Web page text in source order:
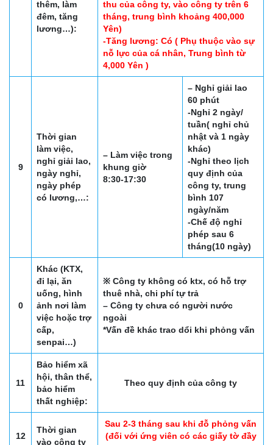
thêm, làm
đêm, tăng
lương…):
thu của công ty, vào công ty trên 6
tháng, trung bình khoảng 400,000
Yên)
-Tăng lương: Có ( Phụ thuộc vào sự
nỗ lực của cá nhân, Trung bình từ
4,000 Yên )
9
Thời gian
làm việc,
nghỉ giải lao,
ngày nghỉ,
ngày phép
có lương,…:
– Làm việc trong
khung giờ
8:30-17:30
– Nghỉ giải lao
60 phút
-Nghỉ 2 ngày/
tuần( nghỉ chủ
nhật và 1 ngày
khác)
-Nghỉ theo lịch
quy định của
công ty, trung
bình 107
ngày/năm
-Chế độ nghỉ
phép sau 6
tháng(10 ngày)
0
Khác (KTX,
đi lại, ăn
uống, hình
ảnh nơi làm
việc hoặc trợ
cấp,
senpai…)
※ Công ty không có ktx, có hỗ trợ
thuê nhà, chi phí tự trả
– Công ty chưa có người nước
ngoài
*Vấn đề khác trao dổi khi phỏng vấn
11
Bảo hiểm xã
hội, thân thể,
bảo hiểm
thất nghiệp:
Theo quy định của công ty
12
Thời gian
vào công ty
Sau 2-3 tháng sau khi đỗ phỏng vấn
(đối với ứng viên có các giấy tờ đầy